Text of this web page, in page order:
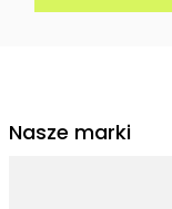
Nasze marki